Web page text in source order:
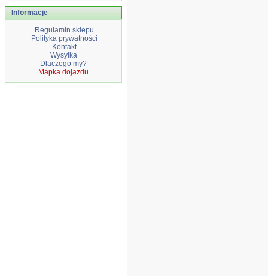
Informacje
Regulamin sklepu
Polityka prywatności
Kontakt
Wysyłka
Dlaczego my?
Mapka dojazdu